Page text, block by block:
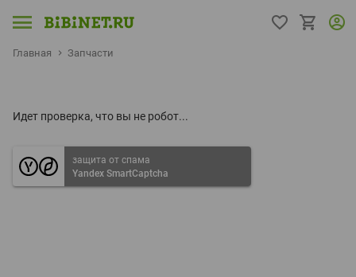
Главная Запчасти
Идет проверка, что вы не робот...
защита от спама
Yandex SmartCaptcha